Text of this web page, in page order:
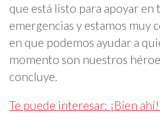
que está listo para apoyar en
emergencias y estamos muy
en que podemos ayudar a
momento son nuestros
concluye.
Te puede interesar: ¡Bien